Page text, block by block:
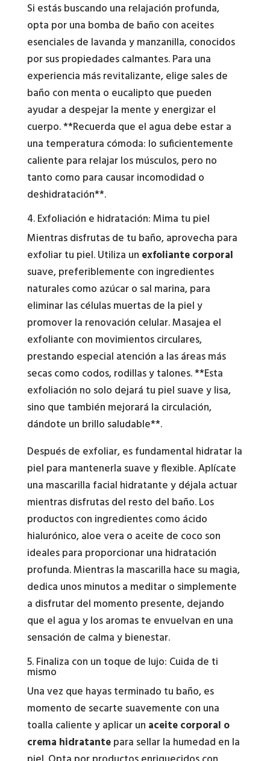
Si estás buscando una relajación profunda,
opta por una bomba de baño con aceites
esenciales de lavanda y manzanilla, conocidos
por sus propiedades calmantes. Para una
experiencia más revitalizante, elige sales de
baño con menta o eucalipto que pueden
ayudar a despejar la mente y energizar el
cuerpo. **Recuerda que el agua debe estar a
una temperatura cómoda: lo suficientemente
caliente para relajar los músculos, pero no
tanto como para causar incomodidad o
deshidratación**.
4. Exfoliación e hidratación: Mima tu piel
Mientras disfrutas de tu baño, aprovecha para
exfoliar tu piel. Utiliza un exfoliante corporal
suave, preferiblemente con ingredientes
naturales como azúcar o sal marina, para
eliminar las células muertas de la piel y
promover la renovación celular. Masajea el
exfoliante con movimientos circulares,
prestando especial atención a las áreas más
secas como codos, rodillas y talones. **Esta
exfoliación no solo dejará tu piel suave y lisa,
sino que también mejorará la circulación,
dándote un brillo saludable**.
Después de exfoliar, es fundamental hidratar la
piel para mantenerla suave y flexible. Aplícate
una mascarilla facial hidratante y déjala actuar
mientras disfrutas del resto del baño. Los
productos con ingredientes como ácido
hialurónico, aloe vera o aceite de coco son
ideales para proporcionar una hidratación
profunda. Mientras la mascarilla hace su magia,
dedica unos minutos a meditar o simplemente
a disfrutar del momento presente, dejando
que el agua y los aromas te envuelvan en una
sensación de calma y bienestar.
5. Finaliza con un toque de lujo: Cuida de ti
mismo
Una vez que hayas terminado tu baño, es
momento de secarte suavemente con una
toalla caliente y aplicar un aceite corporal o
crema hidratantepara sellar la humedad en la